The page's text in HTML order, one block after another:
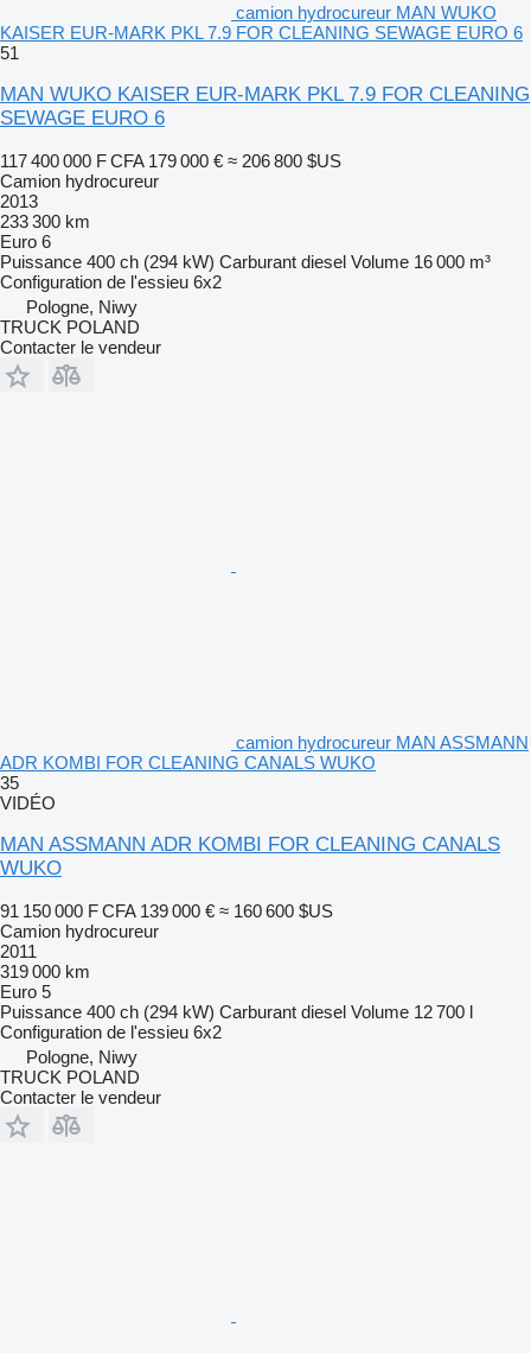
camion hydrocureur MAN WUKO
KAISER EUR-MARK PKL 7.9 FOR CLEANING SEWAGE EURO 6
51
MAN WUKO KAISER EUR-MARK PKL 7.9 FOR CLEANING
SEWAGE EURO 6
117 400 000 F CFA 179 000 € ≈ 206 800 $US
Camion hydrocureur
2013
233 300 km
Euro 6
Puissance 400 ch (294 kW) Carburant diesel Volume 16 000 m³
Configuration de l'essieu 6x2
Pologne, Niwy
TRUCK POLAND
Contacter le vendeur
camion hydrocureur MAN ASSMANN
ADR KOMBI FOR CLEANING CANALS WUKO
35
VIDÉO
MAN ASSMANN ADR KOMBI FOR CLEANING CANALS
WUKO
91 150 000 F CFA 139 000 € ≈ 160 600 $US
Camion hydrocureur
2011
319 000 km
Euro 5
Puissance 400 ch (294 kW) Carburant diesel Volume 12 700 l
Configuration de l'essieu 6x2
Pologne, Niwy
TRUCK POLAND
Contacter le vendeur